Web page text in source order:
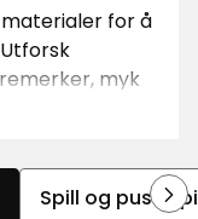
materialer for å
myk
DIY-sett.
til rette for
tillegg venter
Spill og